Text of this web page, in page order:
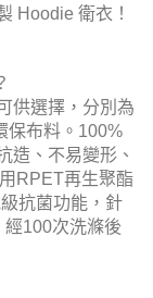
Hoodie 衛衣！
供選擇，分別為
保布料。100%
造、不易變形、
RPET再生聚酯
抗菌功能，針
100次洗滌後